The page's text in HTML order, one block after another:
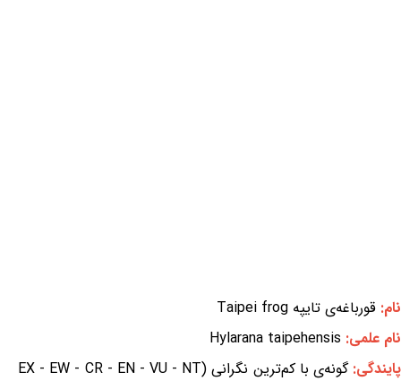
نام: قورباغه‌ی تایپه Taipei frog
نام علمی: Hylarana taipehensis
پایندگی:
گونه‌ی با کم‌ترین نگرانی (EX - EW - CR - EN - VU - NT